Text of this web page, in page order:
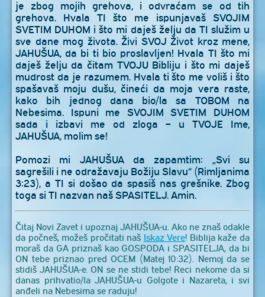
je zbog mojih grehova, i odvraćam se od tih
grehova. Hvala TI što me ispunjavaš SVOJIM
SVETIM DUHOM i što mi daješ želju da TI služim u
sve dane mog života. Živi SVOJ Život kroz mene,
JAHUŠUA, da bi ti bio proslavljen! Hvala TI što mi
daješ želju da čitam TVOJU Bibliju i što mi daješ
mudrost da je razumem. Hvala ti što me voliš i što
spašavaš moju dušu, čineći da moja vera raste,
kako bih jednog dana bio/la sa TOBOM na
Nebesima. Ispuni me SVOJIM SVETIM DUHOM
sada i izbavi me od zloga – u TVOJE Ime,
JAHUŠUA, molim se!
Pomozi mi JAHUŠUA da zapamtim: „Svi su
sagrešili i ne odražavaju Božiju Slavu“ (Rimljanima
3:23), a TI si došao da spasiš nas grešnike. Zbog
toga si TI nazvan naš SPASITELJ. Amin.
Čitaj Novi Zavet i upoznaj JAHUŠUA-u. Ako ne znaš odakle
da počneš, možeš pročitati naš Iskaz Vere! Biblija kaže da
moraš da GA priznaš kao GOSPODA i SPASITELJA, da bi
ON tebe priznao pred OCEM (Matej 10:32). Nemoj da se
stidiš JAHUŠUA-e. ON se ne stidi tebe! Reci nekome da si
danas prihvatio/la JAHUŠUA-u Golgote i Nazareta, i svi
anđeli na Nebesima se raduju!